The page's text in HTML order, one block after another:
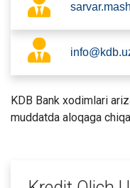
KDB Bank xodimlari
muddatda aloqaga